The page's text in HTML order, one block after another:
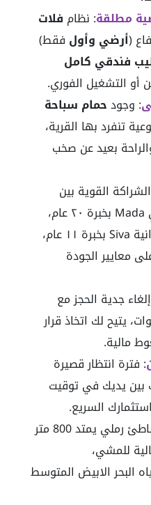
مطلقة: نظام فلات
(أرضي وأول فقط)
فندقي كامل
التشغيل الفوري.
: وجودحمام سباحة
تنفرد بها القرية،
بعيد عن صخب
القوية بين
التطوير العقاري Mada بخبرة ٢٠ عام،
للتنمية العمرانية Siva بخبرة ١١ عام،
معايير الجودة
جدية الحجز مع
يتيح لك اتخاذ قرار
مالية.
: فترة انتظار قصيرة
بين يديك في توقيت
السريع.
: شاطئ رملي يمتد 800 متر
مثالية للمشي،
البحر الابيض المتوسط